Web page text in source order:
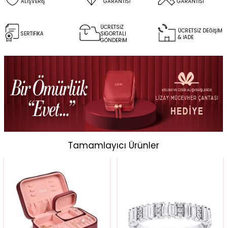
SERTİFİKA
ÜCRETSİZ
SİGORTALI
GÖNDERİM
ÜCRETSİZ DEĞİŞİM
& İADE
Tamamlayıcı Ürünler